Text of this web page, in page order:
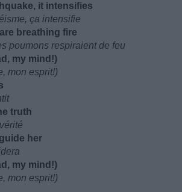
it intensifies
ça intensifie
breathing fire
poumons respiraient de feu
my mind!)
mon esprit!)
truth
her
my mind!)
mon esprit!)